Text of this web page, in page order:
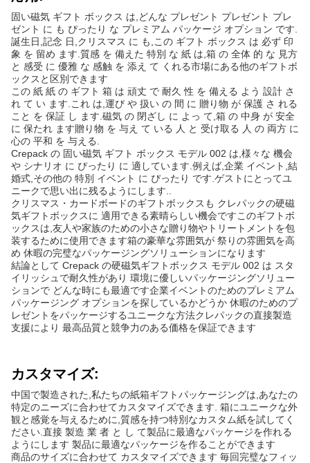
固い磁気 ギフト ボックス は,どんな プレゼント プレゼント プレ
ゼント に も ぴったり な プレミアム パッケージ オプション です.
誕生日,記念 日,クリスマス に も,この ギフト ボックス は 必ず 印
象 を 留め ます.質感 を 備えた 特別 な 紙 は,箱 の 全体 的 な 見方
と 感受 に 優雅 な 感触 を 添え て くれる市場にある他のギフトボ
ックスと区別できます
この 紙 紙 の ギフト 箱 は 頑丈 で 耐久 性 を 備える よう 設計 さ
れ て い ます.これ は,運び や 扱い の 間 に 贈り物 が 保護 さ れる
こと を 保証 し ます.磁気 の 閉ざし に よっ て,箱 の 中身 が 安全
に 保たれ ます贈り物 を 与え て いる 人 と 受け取る 人 の 両方 に
心の 平和 を 与える.
Crepack の 固い磁気 ギフト ボックス モデル 002 は,様々な 機会
や シナリオ に ぴったり に 適しています.例えば,企業 イベント,結
婚式,その他の 特別 イベント に ぴったり です.ゲストにとってユ
ニークで思い出に残るようにします..
クリスマス・カードボードのギフトボックスも クレパックの硬磁
気ギフトボックスに 適用できる素晴らしい機会ですこのギフトボ
ックスは,友人や家族のための小さな贈り物やトリートメントを包
装するために使用できます箱の豪華な雰囲気が 祭りの雰囲気を高
め 休暇の完璧なパッケージングソリューションになります
結論として Crepack の硬磁気ギフトボックス モデル 002 は スタ
イリッシュで耐久性があり 環境に優しいパッケージングソリュー
ションで どんな時にも最適です企業イベントのためのプレミアム
パッケージング オプションを探しているかどうか 休暇のためのプ
レゼントをパッケージするユニークな方法クレパックの直接製造
支援により 最高品質と競争力のある価格を保証できます
カスタマイズ:
中国で製造された,私たちの紙箱ギフトパッケージングは,あなたの
特定のニーズに合わせてカスタマイズできます. 箱にユニークな外
観と感覚を与えるために,質感を持つ特別なカスタム紙を試してく
ださい.直接 製造 業 者 と し て製品に最適なパッケージを作れる
ようにします 製品に最適なパッケージを作ることができます
商品のサイズに合わせて カスタマイズできます 毎回完璧なフィッ